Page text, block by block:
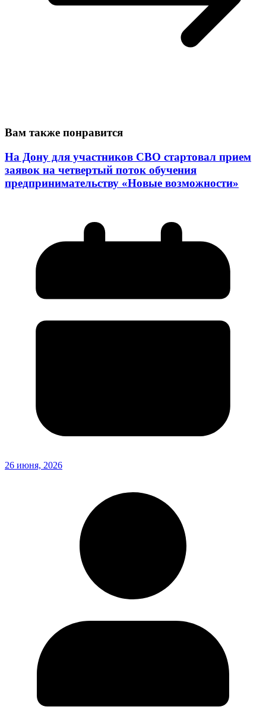
Вам также понравится
На Дону для участников СВО стартовал прием
заявок на четвертый поток обучения
предпринимательству «Новые возможности»
26 июня, 2026